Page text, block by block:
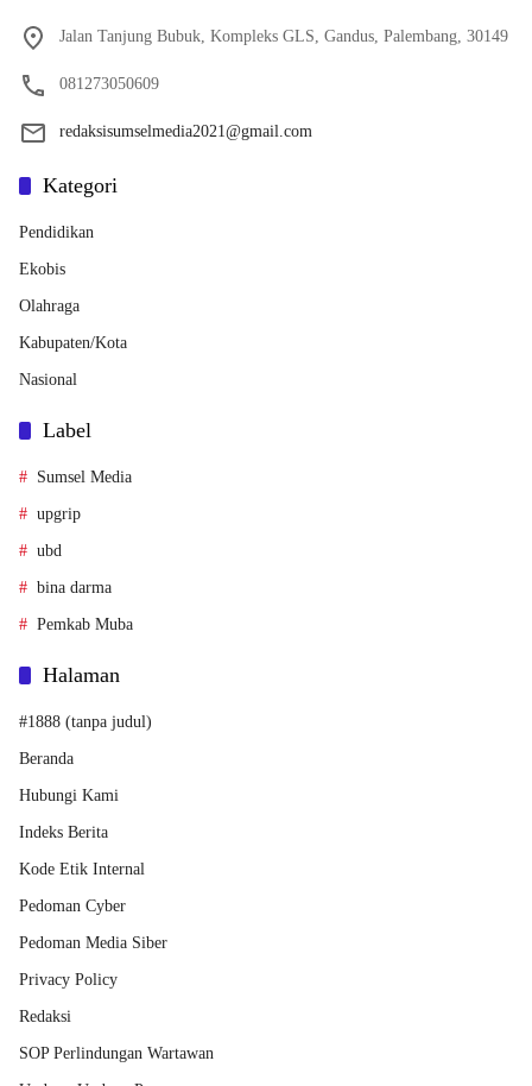
Jalan Tanjung Bubuk, Kompleks GLS, Gandus, Palembang, 30149
081273050609
redaksisumselmedia2021@gmail.com
Kategori
Pendidikan
Ekobis
Olahraga
Kabupaten/Kota
Nasional
Label
Sumsel Media
upgrip
ubd
bina darma
Pemkab Muba
Halaman
#1888 (tanpa judul)
Beranda
Hubungi Kami
Indeks Berita
Kode Etik Internal
Pedoman Cyber
Pedoman Media Siber
Privacy Policy
Redaksi
SOP Perlindungan Wartawan